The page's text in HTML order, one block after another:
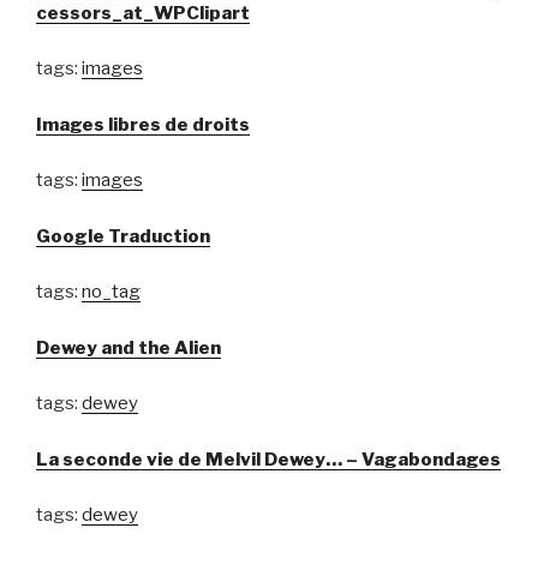
cessors_at_WPClipart
tags: images
Images libres de droits
tags: images
Google Traduction
tags: no_tag
Dewey and the Alien
tags: dewey
La seconde vie de Melvil Dewey… – Vagabondages
tags: dewey